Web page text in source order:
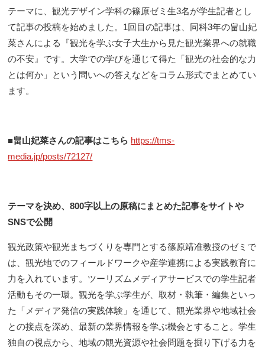
テーマに、観光デザイン学科の篠原ゼミ生3名が学生記者とし
て記事の投稿を始めました。1回目の記事は、同科3年の畠山妃
菜さんによる『観光を学ぶ女子大生から見た観光業界への就職
の不安』です。大学での学びを通じて得た「観光の社会的な力
とは何か」という問いへの答えなどをコラム形式でまとめてい
ます。
■畠山妃菜さんの記事はこちら https://tms-
media.jp/posts/72127/
テーマを決め、800字以上の原稿にまとめた記事をサイトや
SNSで公開
観光政策や観光まちづくりを専門とする篠原靖准教授のゼミで
は、観光地でのフィールドワークや産学連携による実践教育に
力を入れています。ツーリズムメディアサービスでの学生記者
活動もその一環。観光を学ぶ学生が、取材・執筆・編集といっ
た「メディア発信の実践体験」を通じて、観光業界や地域社会
との接点を深め、最新の業界情報を学ぶ機会とすること。学生
独自の視点から、地域の観光資源や社会問題を掘り下げる力を